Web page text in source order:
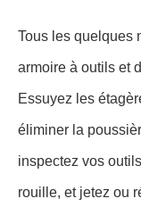
Tous les quelques
armoire à outils et
Essuyez les
éliminer la
inspectez vos
rouille, et jetez ou